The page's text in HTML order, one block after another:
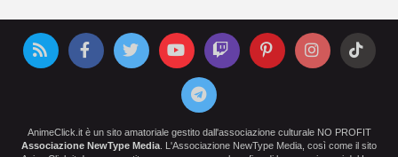
AnimeClick.it è un sito amatoriale gestito dall'associazione culturale NO PROFIT
Associazione NewType Media . L'Associazione NewType Media, così come il sito